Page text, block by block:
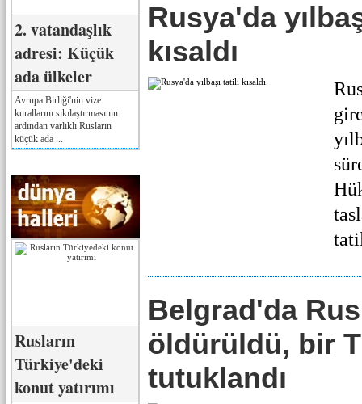
2. vatandaşlık
adresi: Küçük
ada ülkeler
Avrupa Birliği'nin vize
kurallarını sıkılaştırmasının
ardından varlıklı Rusların
küçük ada ...
Rusların
Türkiye'deki
konut yatırımı
Rusya'da
kısaldı
Belgrad'da
öldürüldü, bir
tutuklandı